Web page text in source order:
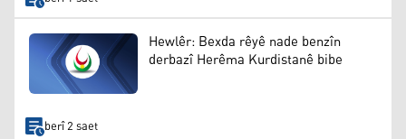
Hewlêr: Bexda rêyê nade benzîn
derbazî Herêma Kurdistanê bibe
berî 2 saet